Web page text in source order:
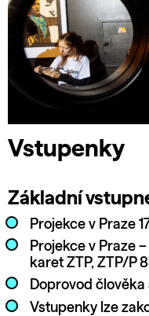
Vstupenky
Základní
Projekce v Praze
Projekce v Praze
karet ZTP, ZTP/P
Doprovod
Vstupenky lze